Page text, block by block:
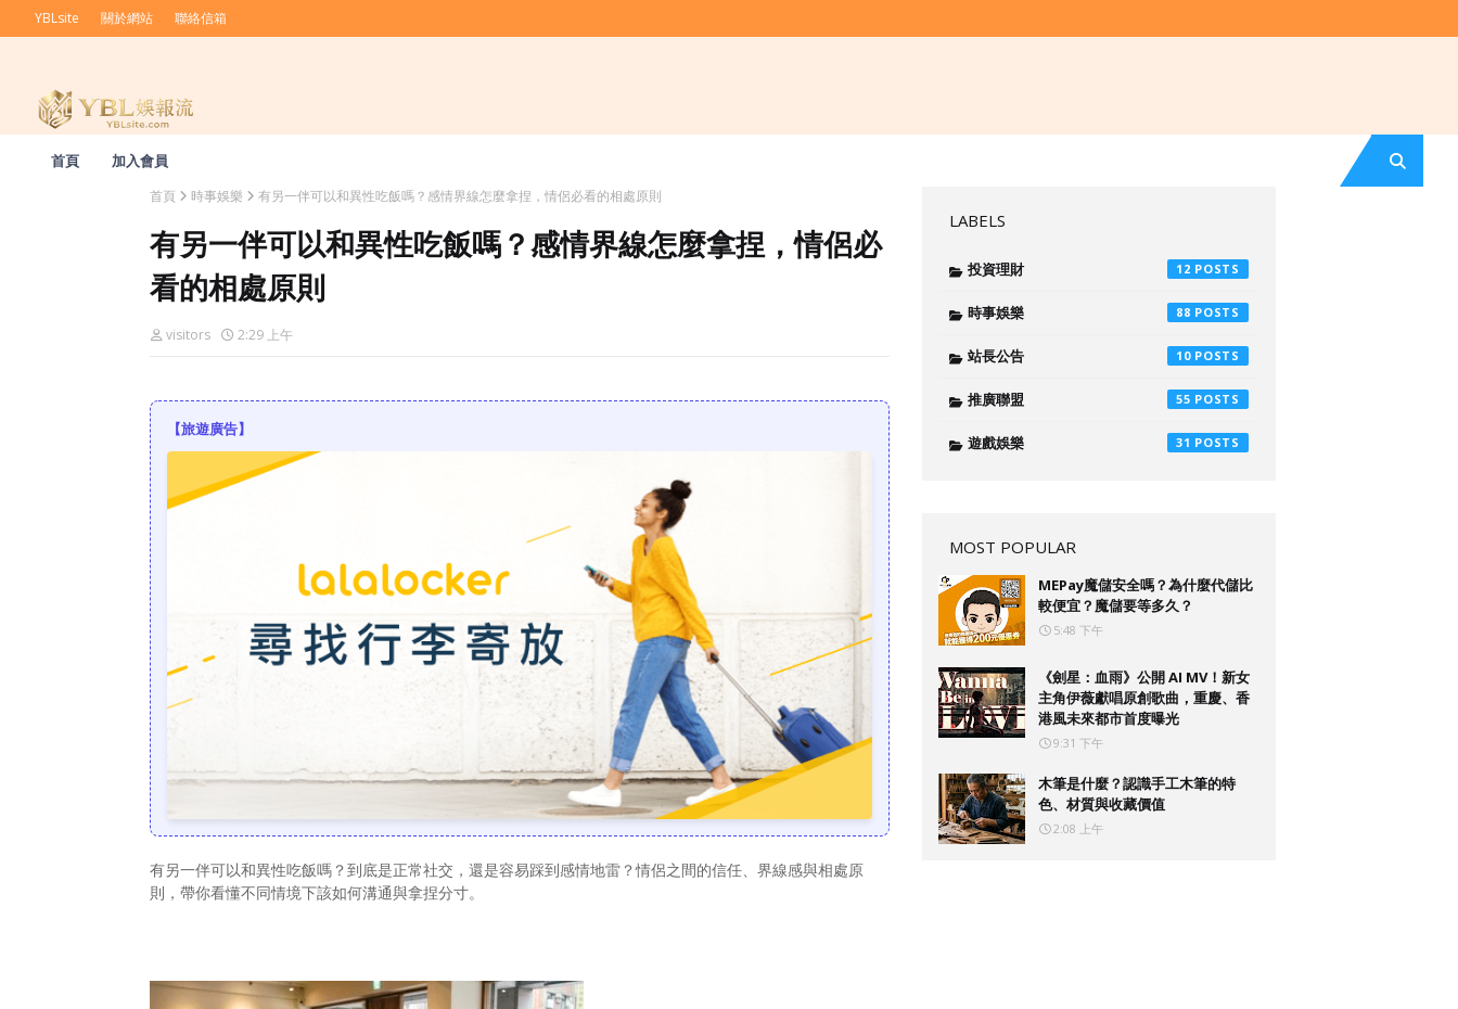
YBLsite 關於網站 聯絡信箱
首頁 加入會員
首頁 時事娛樂 有另一伴可以和異性吃飯嗎？感情界線怎麼拿捏，情侶必看的相處原則
有另一伴可以和異性吃飯嗎？感情界線怎麼拿捏，情侶必
看的相處原則
visitors 2:29 上午
【旅遊廣告】
有另一伴可以和異性吃飯嗎？到底是正常社交，還是容易踩到感情地雷？情侶之間的信任、界線感與相處原
則，帶你看懂不同情境下該如何溝通與拿捏分寸。
LABELS
投資理財 12
時事娛樂 88
站長公告 10
推廣聯盟 55
遊戲娛樂 31
MOST POPULAR
MEPay魔儲安全嗎？為什麼代儲比
較便宜？魔儲要等多久？
5:48 下午
《劍星：血雨》公開 AI MV！新女
主角伊薇獻唱原創歌曲，重慶、香
港風未來都市首度曝光
9:31 下午
木筆是什麼？認識手工木筆的特
色、材質與收藏價值
2:08 上午